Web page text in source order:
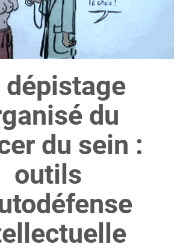
dépistage
du
du sein :
outils